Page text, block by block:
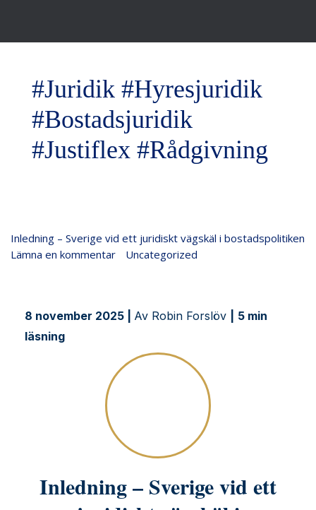
#Juridik #Hyresjuridik
#Bostadsjuridik
#Justiflex #Rådgivning
Inledning – Sverige vid ett juridiskt vägskäl i bostadspolitiken
Lämna en kommentar
Uncategorized
8 november 2025 | Av Robin Forslöv
5 min
läsning
Inledning – Sverige vid ett
–
Sverige
juridiskt
vägskäl